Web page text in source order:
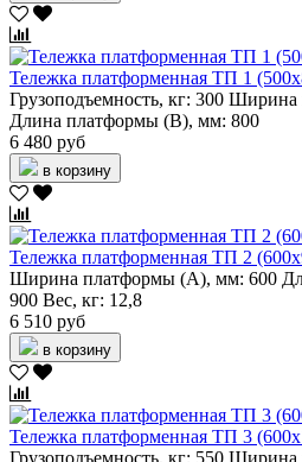
Тележка платформенная ТП 1
Грузоподъемность, кг: 300 Ширина
Длина платформы (В), мм: 800
6 480 руб
в корзину
Тележка платформенная ТП 2
Ширина платформы (А), мм: 600
900 Вес, кг: 12,8
6 510 руб
в корзину
Тележка платформенная ТП 3
Грузоподъемность, кг: 550 Ширина